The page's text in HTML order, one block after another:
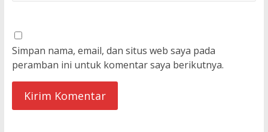
Simpan nama, email, dan situs web saya pada
peramban ini untuk komentar saya berikutnya.